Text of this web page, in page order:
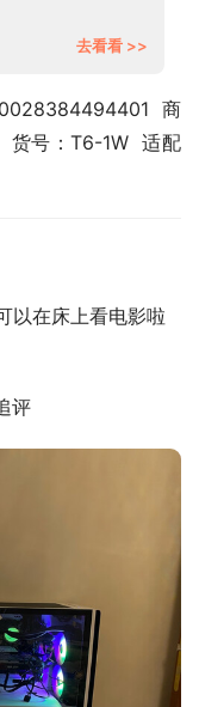
去看看 >>
商
货号：T6-1W  适配
以在床上看电影啦
评